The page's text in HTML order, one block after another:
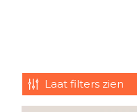
Laat filters zien